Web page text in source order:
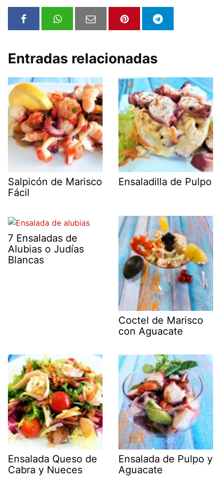
Entradas relacionadas
Salpicón de Marisco
Fácil
Ensaladilla de Pulpo
7 Ensaladas de
Alubias o Judías
Blancas
Coctel de Marisco
con Aguacate
Ensalada Queso de
Cabra y Nueces
Ensalada de Pulpo y
Aguacate